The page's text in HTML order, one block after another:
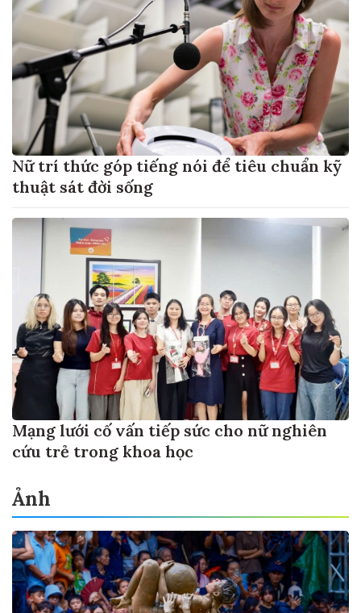
Nữ trí thức góp tiếng nói để tiêu chuẩn kỹ
thuật sát đời sống
Mạng lưới cố vấn tiếp sức cho nữ nghiên
cứu trẻ trong khoa học
Ảnh